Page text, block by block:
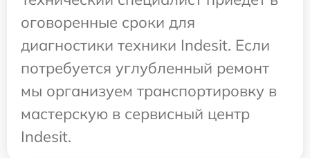
оговоренные сроки для
диагностики техники Indesit. Если
потребуется углубленный ремонт
мы организуем транспортировку в
мастерскую в сервисный центр
Indesit.